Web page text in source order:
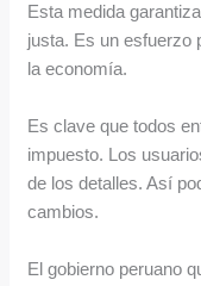
Esta medida
justa. Es un esfuerzo
la economía.
Es clave que todos
impuesto. Los
de los detalles. Así
cambios.
El gobierno peruano